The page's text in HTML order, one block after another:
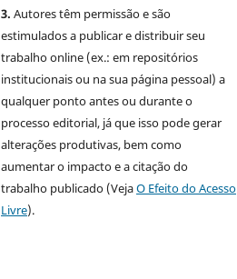
3. Autores têm permissão e são
estimulados a publicar e distribuir seu
trabalho online (ex.: em repositórios
institucionais ou na sua página pessoal) a
qualquer ponto antes ou durante o
processo editorial, já que isso pode gerar
alterações produtivas, bem como
aumentar o impacto e a citação do
trabalho publicado (VejaO Efeito do Acesso
Livre).